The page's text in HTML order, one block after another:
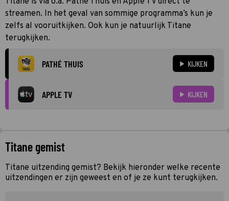
streamen. In het geval van sommige programma’s kun je
zelfs al vooruitkijken. Ook kun je natuurlijk Titane
terugkijken.
PATHÉ THUIS KIJKEN
APPLE TV KIJKEN
Titane gemist
Titane uitzending gemist? Bekijk hieronder welke recente
uitzendingen er zijn geweest en of je ze kunt terugkijken.